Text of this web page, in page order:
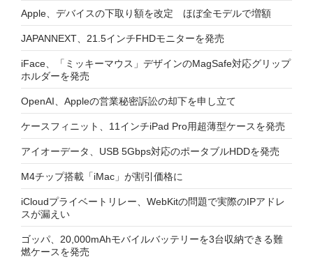
Apple、デバイスの下取り額を改定 ほぼ全モデルで増額
JAPANNEXT、21.5インチFHDモニターを発売
iFace、「ミッキーマウス」デザインのMagSafe対応グリップ
ホルダーを発売
OpenAI、Appleの営業秘密訴訟の却下を申し立て
ケースフィニット、11インチiPad Pro用超薄型ケースを発売
アイオーデータ、USB 5Gbps対応のポータブルHDDを発売
M4チップ搭載「iMac」が割引価格に
iCloudプライベートリレー、WebKitの問題で実際のIPアドレ
スが漏えい
ゴッパ、20,000mAhモバイルバッテリーを3台収納できる難
燃ケースを発売